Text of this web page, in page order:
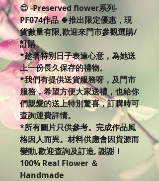
😊 -Preserved flower系列-
PF074作品 🍀推出限定優惠，現
貨數量有限,歡迎來門市參觀選購/
訂購。
*趁著特別日子表達心意，為她送
上一份長久保存的禮物。
*我們有提供送貨服務呀，及門市
服務，希望方便大家送禮，也給你
們親愛的送上特別驚喜，訂購時可
查詢運費詳情。
*所有圖片只供參考。完成作品風
格因人而異。材料供應會因貨源而
變動,歡迎查詢及訂造, 謝謝！
100% Real Flower ＆
Handmade